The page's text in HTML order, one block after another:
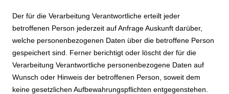
Der für die Verarbeitung Verantwortliche erteilt jeder
betroffenen Person jederzeit auf Anfrage Auskunft darüber,
welche personenbezogenen Daten über die betroffene Person
gespeichert sind. Ferner berichtigt oder löscht der für die
Verarbeitung Verantwortliche personenbezogene Daten auf
Wunsch oder Hinweis der betroffenen Person, soweit dem
keine gesetzlichen Aufbewahrungspflichten entgegenstehen.